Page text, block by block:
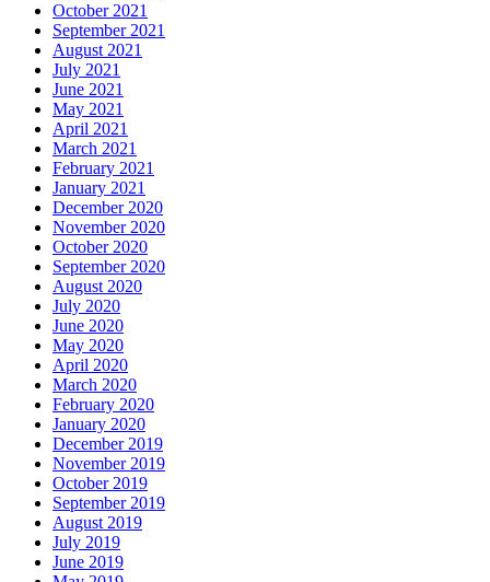
October 2021
September 2021
August 2021
July 2021
June 2021
May 2021
April 2021
March 2021
February 2021
January 2021
December 2020
November 2020
October 2020
September 2020
August 2020
July 2020
June 2020
May 2020
April 2020
March 2020
February 2020
January 2020
December 2019
November 2019
October 2019
September 2019
August 2019
July 2019
June 2019